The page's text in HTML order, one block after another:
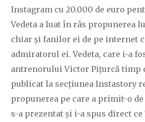
Instagram cu 20.000 de euro
Vedeta a luat în râs propunerea
chiar și fanilor ei de pe internet
admiratorul ei. Vedeta, care i-a
antrenorului Victor Pițurcă timp
publicat la secțiunea Instastory
propunerea pe care a primit-o de
s-a prezentat și i-a spus direct